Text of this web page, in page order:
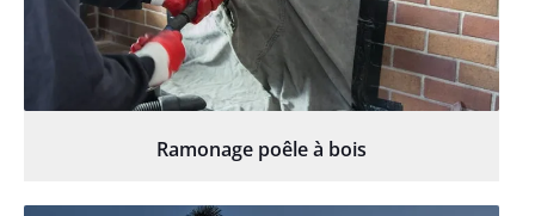
Ramonage poêle à bois